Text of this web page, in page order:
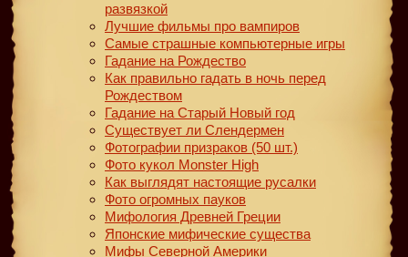
развязкой
Лучшие фильмы про вампиров
Самые страшные компьютерные игры
Гадание на Рождество
Как правильно гадать в ночь перед
Рождеством
Гадание на Старый Новый год
Существует ли Слендермен
Фотографии призраков (50 шт.)
Фото кукол Monster High
Как выглядят настоящие русалки
Фото огромных пауков
Мифология Древней Греции
Японские мифические существа
Мифы Северной Америки